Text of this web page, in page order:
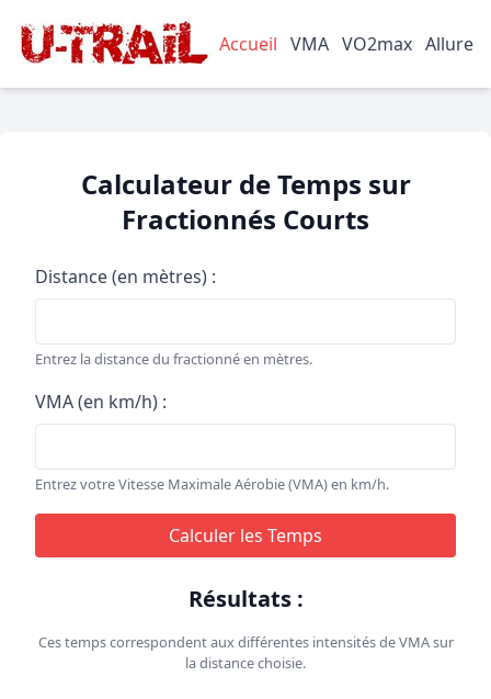
Accueil VMA VO2max Allure
Calculateur de Temps sur
Fractionnés Courts
Distance (en mètres) :
Entrez la distance du fractionné en mètres.
VMA (en km/h) :
Entrez votre Vitesse Maximale Aérobie (VMA) en km/h.
Calculer les Temps
Résultats :
Ces temps correspondent aux différentes intensités de VMA sur
la distance choisie.